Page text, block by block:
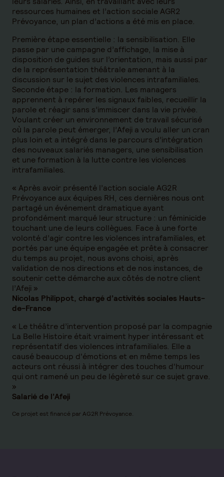
ressources humaines et l’action sociale AGR2
Prévoyance, un plan d’actions a été mis en place.
Première étape essentielle : la sensibilisation. Elle
passe par une campagne d’affichage, la mise à
disposition de guides sur l’orientation, mais aussi par
de la représentation théâtrale amenant à la
discussion sur le sujet des violences intrafamiliales.
Seconde étape : la formation. Les managers
apprennent à repérer les signaux faibles, recueillir la
parole et réagir sans s’immiscer dans la vie privée.
Voulant créer un environnement de travail sécurisé
où la parole peut émerger, l’Afeji a voulu aller un cran
plus loin et a intégré dans le parcours d’intégration
des nouveaux salariés managers, une sensibilisation
et une formation à la lutte contre les violences
intrafamiliales.
« Après avoir présenté l’action sociale AG2R
Prévoyance aux équipes RH, ces dernières nous ont
partagé un événement dramatique ayant
profondément marqué leur structure : un féminicide
touchant une de leurs collègues. Face à une forte
volonté d’agir contre les violences intrafamiliales, et
portés par une équipe engagée et prête à consacrer
du temps au projet, nous avons choisi, après
validation de nos directions et de nos instances, de
soutenir cette démarche aux côtés de notre client
l’Afeji »
Nicolas Philippot, chargé d’activités sociales Hauts-
de-France
« Le théâtre d’intervention proposé par la compagnie
La Belle Histoire était vraiment hyper intéressant et
représentatif des violences intrafamiliales. Elle a
causé beaucoup d'émotions et en même temps les
acteurs ont réussi à intégrer des touches d'humour
qui ont ramené un peu de légèreté sur ce sujet grave.
»
Salarié de l’Afeji
Ce projet est financé par AG2R Prévoyance.